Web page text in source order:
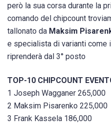
però la sua corsa durante la
comando del chipcount
tallonato da Maksim
e specialista di varianti come
riprenderà dal 3° posto
TOP-10 CHIPCOUNT
1 Joseph Wagganer 265,000
2 Maksim Pisarenko 225,000
3 Frank Kassela 186,000